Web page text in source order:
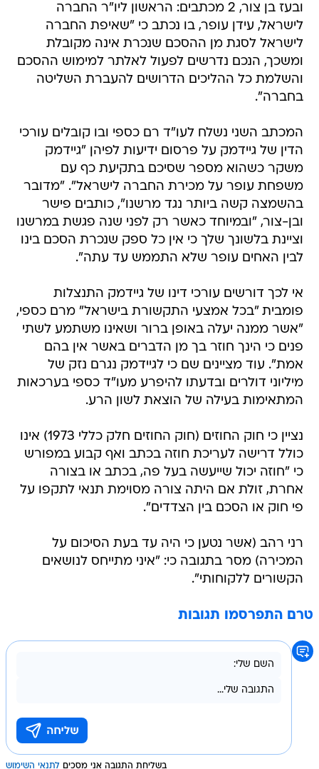
ובעז בן צור, 2 מכתבים: הראשון ליו"ר החברה
לישראל, עידן עופר, בו נכתב כי "שאיפת החברה
לישראל לסגת מן ההסכם שנכרת אינה מקובלת
ומשכך, הנכם נדרשים לפעול לאלתר למימוש ההסכם
והשלמת כל ההליכים הדרושים להעברת השליטה
בחברה".
המכתב השני נשלח לעו"ד רם כספי ובו קובלים עורכי
הדין של גיידמק על פרסום ידיעות לפיהן "גיידמק
משקר כשהוא מספר שסיכם בתקיעת כף עם
משפחת עופר על מכירת החברה לישראל". "מדובר
בהשמצה קשה ביותר נגד מרשנו", כותבים פישר
ובן-צור, "ובמיוחד כאשר רק לפני שנה פגשת במרשנו
וציינת בלשונך שלך כי אין כל ספק שנכרת הסכם בינו
לבין האחים עופר שלא התממש עד עתה".
אי לכך דורשים עורכי דינו של גיידמק התנצלות
פומבית "בכל אמצעי התקשורת בישראל" מרם כספי,
"אשר ממנה יעלה באופן ברור ושאינו משתמע לשתי
פנים כי הינך חוזר בך מן הדברים באשר אין בהם
אמת". עוד מציינים שם כי לגיידמק נגרם נזק של
מיליוני דולרים ובדעתו להיפרע מעו"ד כספי בערכאות
המתאימות בעילה של הוצאת לשון הרע.
נציין כי חוק החוזים (חוק החוזים חלק כללי 1973) אינו
כולל דרישה לעריכת חוזה בכתב ואף קבוע במפורש
כי "חוזה יכול שייעשה בעל פה, בכתב או בצורה
אחרת, זולת אם היתה צורה מסוימת תנאי לתקפו על
פי חוק או הסכם בין הצדדים".
רני רהב (אשר נטען כי היה עד בעת הסיכום על
המכירה) מסר בתגובה כי: "איני מתייחס לנושאים
הקשורים ללקוחותי".
טרם התפרסמו תגובות
בשליחת התגובה אני מסכים לתנאי השימוש